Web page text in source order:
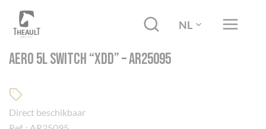
NL
AERO 5L SWITCH “XDD” – AR25095
Direct beschikbaar